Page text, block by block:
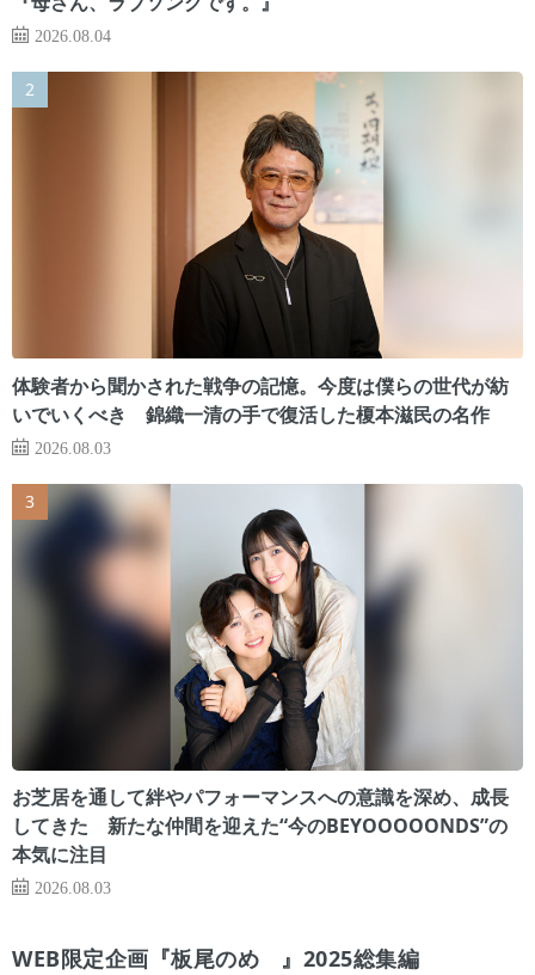
2026.08.04
体験者から聞かされた戦争の記憶。今度は僕らの世代が紡
いでいくべき 錦織一清の手で復活した榎本滋民の名作
2026.08.03
お芝居を通して絆やパフォーマンスへの意識を深め、成長
してきた 新たな仲間を迎えた“今のBEYOOOOONDS”の
本気に注目
2026.08.03
WEB限定企画『板尾のめ゙』2025総集編